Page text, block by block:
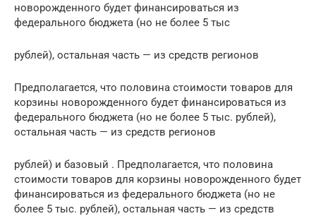
новорожденного будет финансироваться из
федерального бюджета (но не более 5 тыс
рублей), остальная часть — из средств регионов
Предполагается, что половина стоимости товаров для
корзины новорожденного будет финансироваться из
федерального бюджета (но не более 5 тыс. рублей),
остальная часть — из средств регионов
рублей) и базовый . Предполагается, что половина
стоимости товаров для корзины новорожденного будет
финансироваться из федерального бюджета (но не
более 5 тыс. рублей), остальная часть — из средств